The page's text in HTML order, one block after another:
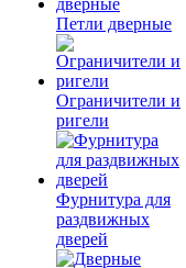
Петли дверные
Ограничители и
ригели
Фурнитура для
раздвижных
дверей